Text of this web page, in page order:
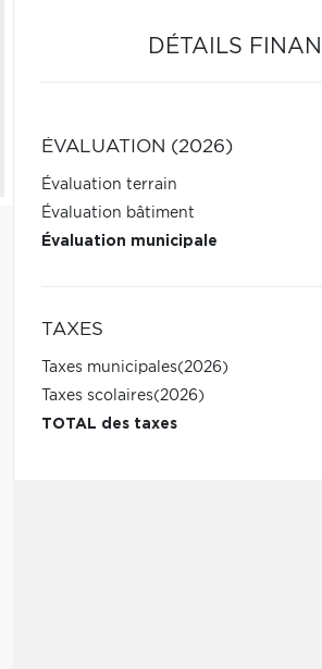
DÉTAILS
ÉVALUATION (2026)
Évaluation terrain
Évaluation bâtiment
Évaluation municipale
TAXES
Taxes municipales(2026)
Taxes scolaires(2026)
TOTAL des taxes